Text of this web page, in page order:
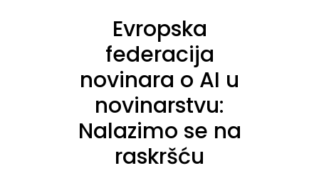
Evropska
federacija
novinara o AI u
novinarstvu:
Nalazimo se na
raskršću